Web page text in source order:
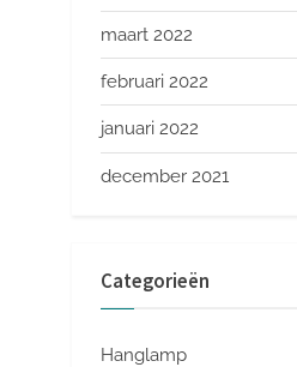
maart 2022
februari 2022
januari 2022
december 2021
Categorieën
Hanglamp